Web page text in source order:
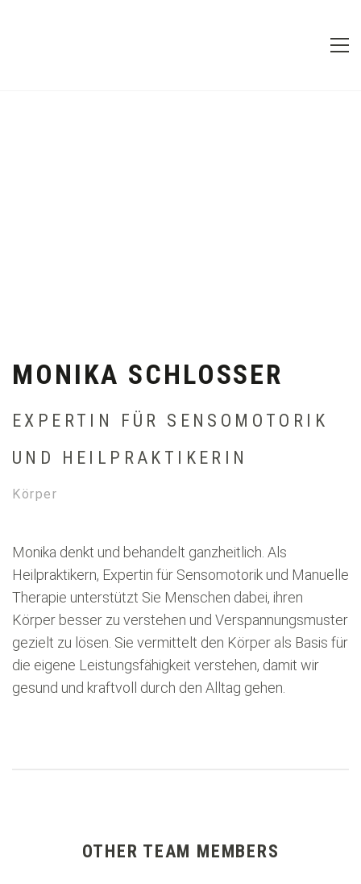
MONIKA SCHLOSSER
EXPERTIN FÜR SENSOMOTORIK
UND HEILPRAKTIKERIN
Körper
Monika denkt und behandelt ganzheitlich. Als
Heilpraktikern, Expertin für Sensomotorik und Manuelle
Therapie unterstützt Sie Menschen dabei, ihren
Körper besser zu verstehen und Verspannungsmuster
gezielt zu lösen. Sie vermittelt den Körper als Basis für
die eigene Leistungsfähigkeit verstehen, damit wir
gesund und kraftvoll durch den Alltag gehen.
OTHER TEAM MEMBERS